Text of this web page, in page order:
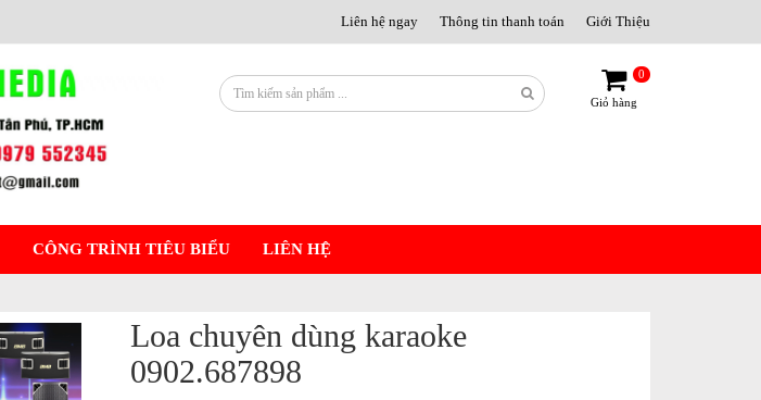
Liên hệ ngay Thông tin thanh toán Giới Thiệu
Giỏ hàng
0
CÔNG TRÌNH TIÊU BIỂU LIÊN HỆ
Loa chuyên dùng karaoke
0902.687898